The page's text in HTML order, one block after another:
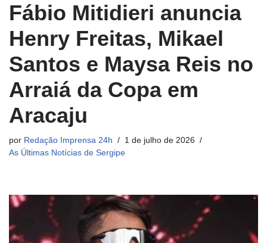
Fábio Mitidieri anuncia
Henry Freitas, Mikael
Santos e Maysa Reis no
Arraiá da Copa em
Aracaju
por Redação Imprensa 24h
1 de julho de 2026
As Últimas Notícias de Sergipe